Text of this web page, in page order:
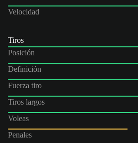
Velocidad
Tiros
Posición
Definición
Fuerza tiro
Tiros largos
Voleas
Penales